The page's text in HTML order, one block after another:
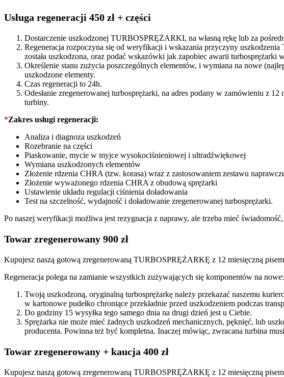
Usługa regeneracji 450 zł + części
Dostarczenie uszkodzonej TURBOSPRĘŻARKI, na własną rękę lub za
Regeneracja rozpoczyna się od weryfikacji i wskazania przyczyny
została uszkodzona, oraz podać wskazówki jak zapobiec awarii turbosprężarki
Określenie stanu zużycia poszczególnych elementów, i wymiana na nowe
uszkodzone elementy.
Czas regeneracji to 24h.
Odesłanie zregenerowanej turbosprężarki, na adres podany w zamówieniu z
turbiny.
*Zakres usługi regeneracji:
Analiza i diagnoza uszkodzeń
Rozebranie na części
Piaskowanie, mycie w myjce wysokociśnieniowej i ultradźwiękowej
Wymiana uszkodzonych elementów
Złożenie rdzenia CHRA (tzw. korasa) wraz z zastosowaniem zestawu
Złożenie wyważonego rdzenia CHRA z obudową sprężarki
Ustawienie układu regulacji ciśnienia doładowania
Test na szczelność, wydajność i doładowanie zregenerowanej turbosprężarki.
Po naszej weryfikacji możliwa jest rezygnacja z naprawy, ale trzeba mieć
Towar zregenerowany 900 zł
Kupujesz naszą gotową zregenerowaną TURBOSPRĘŻARKĘ z 12 miesięczną
Regeneracja polega na zamianie wszystkich zużywających się komponentów na
Twoją uszkodzoną, oryginalną turbosprężarkę należy przekazać naszemu
w kartonowe pudełko chroniące przekładnie przed uszkodzeniem podczas
Do godziny 15 wysyłka tego samego dnia na drugi dzień jest u Ciebie.
Sprężarka nie może mieć żadnych uszkodzeń mechanicznych, pęknięć, lub
producenta. Powinna też być kompletna. Inaczej mówiąc, zwracana turbina
Towar zregenerowany + kaucja 400 zł
Kupujesz naszą gotową zregenerowaną TURBOSPRĘŻARKĘ z 12 miesięczną